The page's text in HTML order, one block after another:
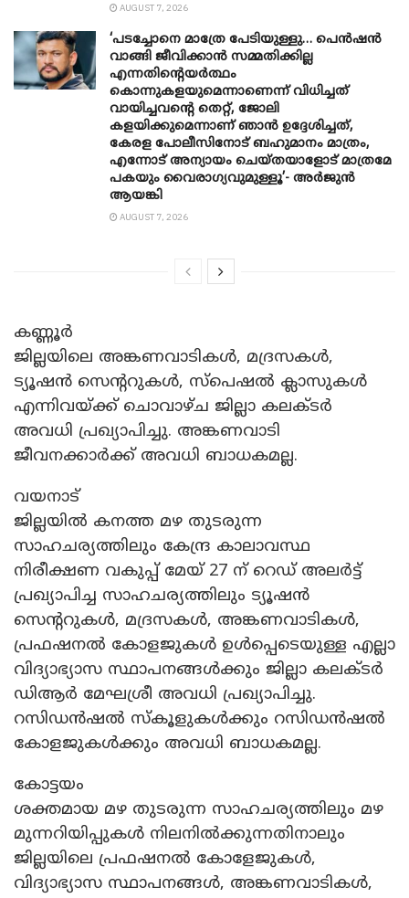
AUGUST 7, 2026
‘പടച്ചോനെ മാത്രേ പേടിയുള്ളു… പെൻഷൻ
വാങ്ങി ജീവിക്കാൻ സമ്മതിക്കില്ല
എന്നതിന്റെയർത്ഥം
കൊന്നുകളയുമെന്നാണെന്ന് വിധിച്ചത്
വായിച്ചവന്റെ തെറ്റ്, ജോലി
കളയിക്കുമെന്നാണ് ഞാൻ ഉദ്ദേശിച്ചത്,
കേരള പോലീസിനോട് ബഹുമാനം മാത്രം,
എന്നോട് അന്യായം ചെയ്തയാളോട് മാത്രമേ
പകയും വൈരാഗ്യവുമുള്ളൂ’- അർജുൻ
ആയങ്കി
AUGUST 7, 2026
കണ്ണൂർ
ജില്ലയിലെ അങ്കണവാടികൾ, മദ്രസകൾ,
ട്യൂഷൻ സെന്ററുകൾ, സ്പെഷൽ ക്ലാസുകൾ
എന്നിവയ്ക്ക് ചൊവാഴ്ച ജില്ലാ കലക്ടർ
അവധി പ്രഖ്യാപിച്ചു. അങ്കണവാടി
ജീവനക്കാർക്ക് അവധി ബാധകമല്ല.
വയനാട്
ജില്ലയിൽ കനത്ത മഴ തുടരുന്ന
സാഹചര്യത്തിലും കേന്ദ്ര കാലാവസ്ഥ
നിരീക്ഷണ വകുപ്പ് മേയ് 27 ന് റെഡ് അലർട്ട്
പ്രഖ്യാപിച്ച സാഹചര്യത്തിലും ട്യൂഷൻ
സെന്ററുകൾ, മദ്രസകൾ, അങ്കണവാടികൾ,
പ്രഫഷനൽ കോളജുകൾ ഉൾപ്പെടെയുള്ള എല്ലാ
വിദ്യാഭ്യാസ സ്ഥാപനങ്ങൾക്കും ജില്ലാ കലക്ടർ
ഡിആർ മേഘശ്രീ അവധി പ്രഖ്യാപിച്ചു.
റസിഡൻഷൽ സ്‌കൂളുകൾക്കും റസിഡൻഷൽ
കോളജുകൾക്കും അവധി ബാധകമല്ല.
കോട്ടയം
ശക്തമായ മഴ തുടരുന്ന സാഹചര്യത്തിലും മഴ
മുന്നറിയിപ്പുകൾ നിലനിൽക്കുന്നതിനാലും
ജില്ലയിലെ പ്രഫഷനൽ കോളേജുകൾ,
വിദ്യാഭ്യാസ സ്ഥാപനങ്ങൾ, അങ്കണവാടികൾ,